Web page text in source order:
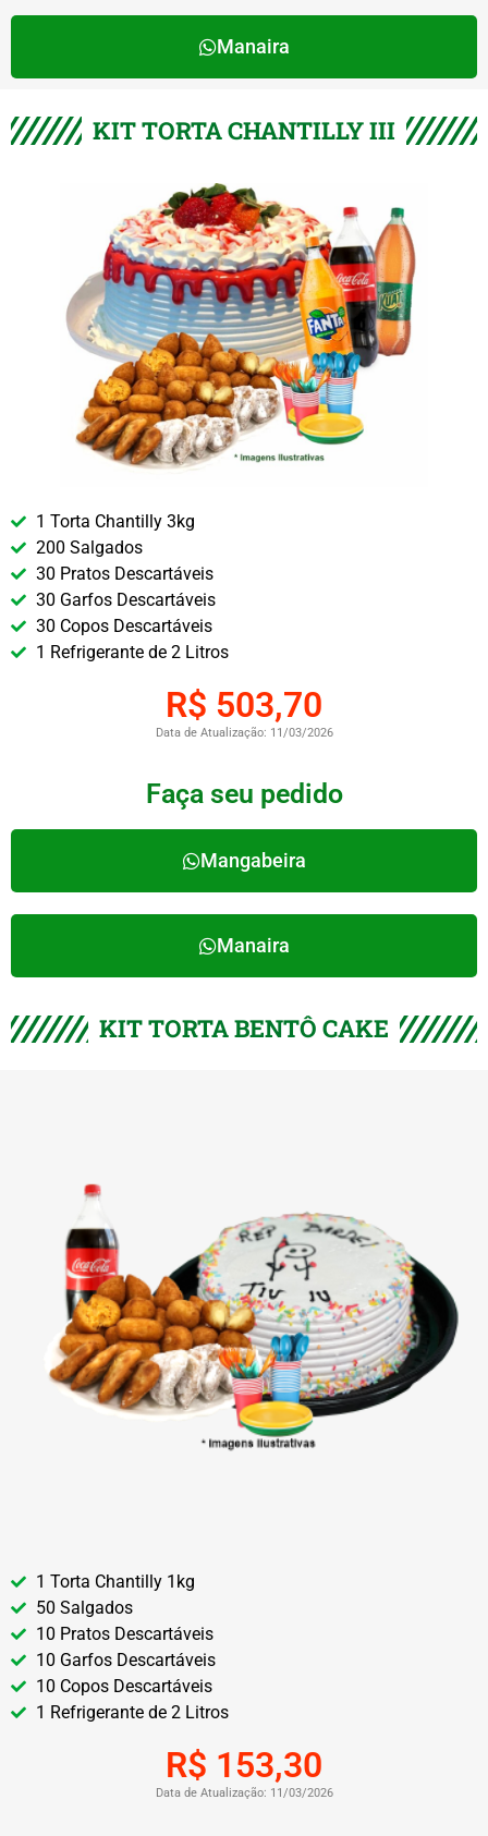
Manaira
KIT TORTA CHANTILLY III
Faça seu pedido
Mangabeira
Manaira
1 Torta Chantilly 3kg
200 Salgados
30 Pratos Descartáveis
30 Garfos Descartáveis
30 Copos Descartáveis
1 Refrigerante de 2 Litros
R$ 503,70
Data de Atualização: 11/03/2026
KIT TORTA BENTÔ CAKE
1 Torta Chantilly 1kg
50 Salgados
10 Pratos Descartáveis
10 Garfos Descartáveis
10 Copos Descartáveis
1 Refrigerante de 2 Litros
R$ 153,30
Data de Atualização: 11/03/2026